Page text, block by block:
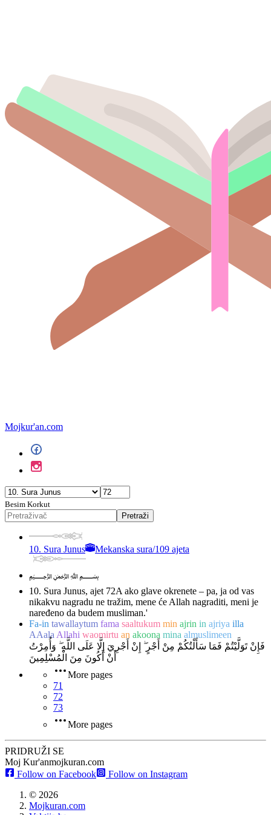
Mojkur'an.com
Besim Korkut
Pretraži
10. Sura Junus Mekanska sura/109 ajeta
﷽
10. Sura Junus, ajet 72A ako glave okrenete – pa, ja od vas
nikakvu nagradu ne tražim, mene će Allah nagraditi, meni je
naređeno da budem musliman.'
Fa-in tawallaytum fama saaltukum min ajrin in ajriya illa
AAala Allahi waomirtu an akoona mina almuslimeen
فَإِنْ تَوَلَّيْتُمْ فَمَا سَأَلْتُكُمْ مِنْ أَجْرٍ ۖ إِنْ أَجْرِيَ إِلَّا عَلَى اللَّهِ ۖ وَأُمِرْتُ
أَنْ أَكُونَ مِنَ الْمُسْلِمِينَ
More pages
71
72
73
More pages
PRIDRUŽI SE
Moj Kur'anmojkuran.com
Follow on Facebook
Follow on Instagram
© 2026
Mojkuran.com